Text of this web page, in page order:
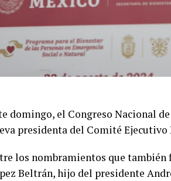
domingo, el Congreso Nacional
presidenta del Comité
los nombramientos que también
Beltrán, hijo del presidente